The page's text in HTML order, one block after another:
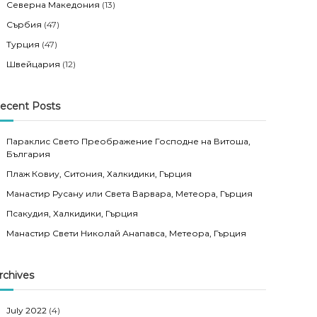
Северна Македония (13)
Сърбия (47)
Турция (47)
Швейцария (12)
Posts
Параклис Свето Преображение Господне на Витоша,
България
Плаж Ковиу, Ситония, Халкидики, Гърция
Манастир Русану или Света Варвара, Метеора, Гърция
Псакудия, Халкидики, Гърция
Манастир Свети Николай Анапавса, Метеора, Гърция
July 2022 (4)